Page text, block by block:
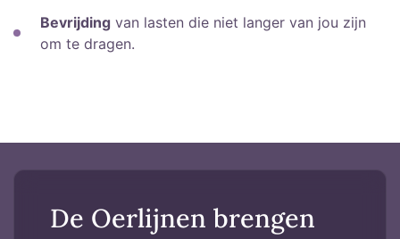
Bevrijding van lasten die niet langer van jou zijn
om te dragen.
De Oerlijnen brengen